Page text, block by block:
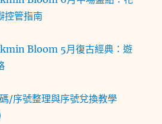
控管指南
Bloom 5月復古經典：遊
/序號整理與序號兌換教學